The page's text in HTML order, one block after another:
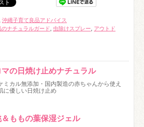
沖縄子育て良品アドバイス
のナチュラルガード 虫除けスプレー
アウトド
マの日焼け止めナチュラル
ミカル無添加・国内製造の赤ちゃんから使え
に優しい日焼け止め
＆ももの葉保湿ジェル